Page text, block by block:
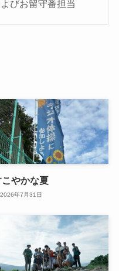
びお留守番担当
こやかな夏
2026年7月31日